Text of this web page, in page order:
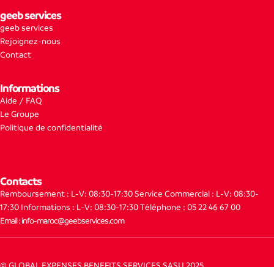
geeb services
geeb services
Rejoignez-nous
Contact
Informations
Aide / FAQ
Le Groupe
Politique de confidentialité
Contacts
Remboursement : L-V: 08:30-17:30 Service Commercial : L-V: 08:30-
17:30 Informations : L-V: 08:30-17:30 Téléphone : 05 22 46 67 00
Email : info-maroc@geebservices.com